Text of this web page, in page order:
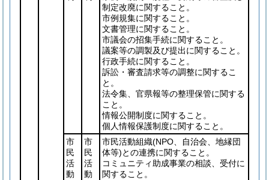
制定改廃に関すること。
市例規集に関すること。
文書管理に関すること。
市議会の招集手続に関すること。
議案等の調製及び提出に関すること。
行政手続に関すること。
訴訟・審査請求等の調整に関するこ
と。
法令集、官県報等の整理保管に関する
こと。
情報公開制度に関すること。
個人情報保護制度に関すること。
市
民
活
動
市
民
活
動
市民活動組織(NPO、自治会、地縁団
体等)との連携に関すること。
コミュニティ助成事業の相談、受付に
関すること。